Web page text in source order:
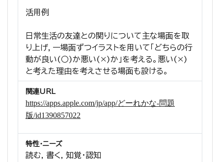
活用例
日常生活の友達との関りについて主な場面を取
り上げ，一場面ずつイラストを用いて「どちらの行
動が良い(○)か悪い(×)か」を考える。悪い(×)
と考えた理由を考えさせる場面も設ける。
関連URL
https://apps.apple.com/jp/app/どーれかな-問題
版/id1390857022
特性・ニーズ
読む, 書く, 知覚・認知